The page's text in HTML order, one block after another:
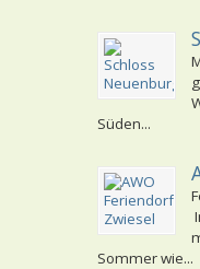
Süden...
Sommer wie...